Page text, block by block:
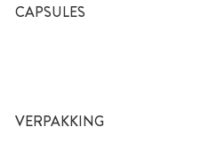
CAPSULES
VERPAKKING